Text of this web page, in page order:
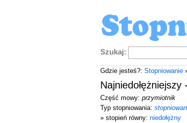
Szukaj:
Gdzie jesteś?: Stopniowanie
Część mowy: przymiotnik
Typ stopniowania:
» stopień równy: niedołężny